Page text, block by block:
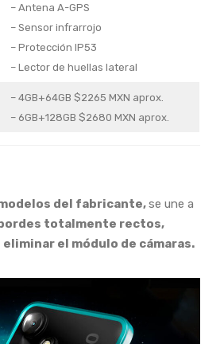
– Antena A-GPS
– Sensor infrarrojo
– Protección IP53
– Lector de huellas lateral
– 4GB+64GB $2265 MXN aprox.
– 6GB+128GB $2680 MXN aprox.
del fabricante,se une a
totalmente rectos,
eliminar el módulo de cámaras.